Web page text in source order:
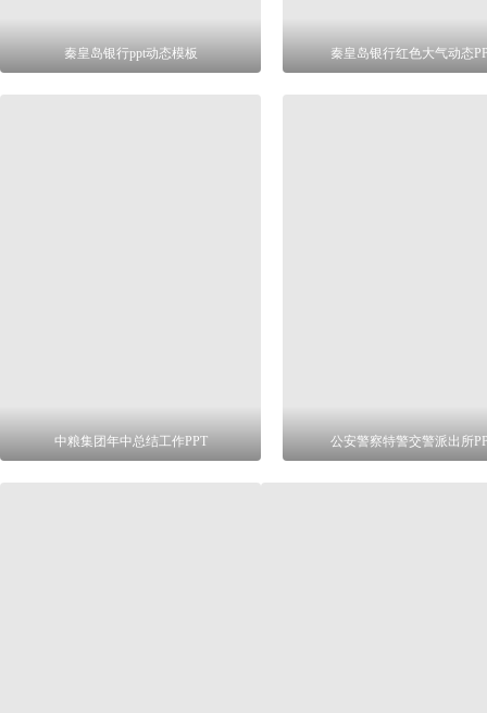
秦皇岛银行ppt动态模板 秦皇岛银行红色大气动态
中粮集团年中总结工作PPT 公安警察特警交警派出所